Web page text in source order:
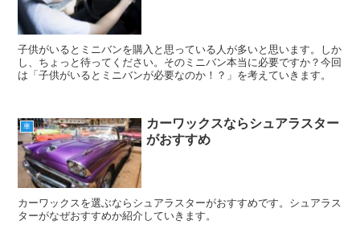
子供がいるとミニバンを購入と思っている人が多いと思います。しか
し、ちょっと待ってください。そのミニバン本当に必要ですか？今回
は「子供がいるとミニバンが必要なのか！？」を考えていきます。
車
カーワックスならシュアラスター
がおすすめ
カーワックスを選ぶならシュアラスターがおすすめです。シュアラス
ターがなぜおすすめか紹介していきます。